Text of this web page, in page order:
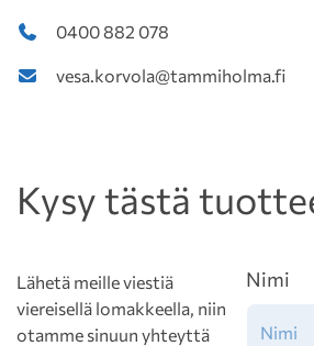
0400 882 078
vesa.korvola@tammiholma.fi
Kysy tästä
Lähetä meille viestiä
viereisellä lomakkeella, niin
otamme sinuun yhteyttä
Nimi